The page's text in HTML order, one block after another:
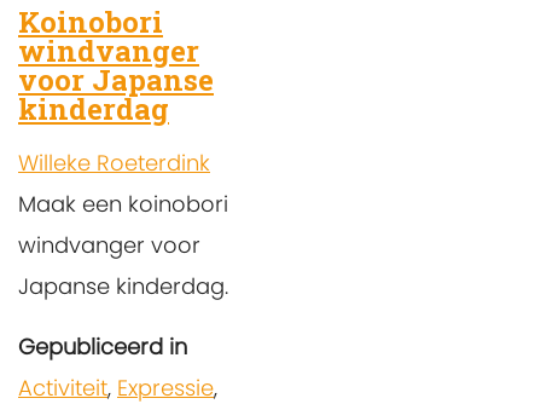
Koinobori
windvanger
voor Japanse
kinderdag
Willeke Roeterdink
Maak een koinobori
windvanger voor
Japanse kinderdag.
Gepubliceerd in
Activiteit, Expressie,